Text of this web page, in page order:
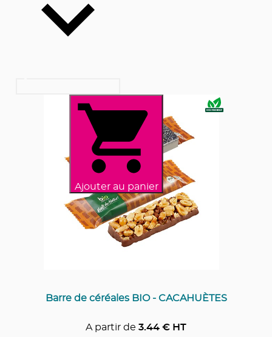
Ajouter au panier
Barre de céréales BIO - CACAHUÈTES
A partir de 3.44 € HT